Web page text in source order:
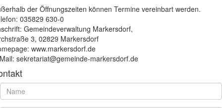
der Öffnungszeiten können Termine vereinbart werden.
035829 630-0
Gemeindeverwaltung Markersdorf,
3, 02829 Markersdorf
www.markersdorf.de
sekretariat@gemeinde-markersdorf.de